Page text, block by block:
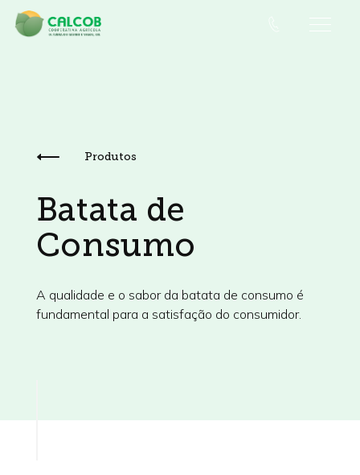
Produtos
Batata de
Consumo
A qualidade e o sabor da batata de consumo é
fundamental para a satisfação do consumidor.